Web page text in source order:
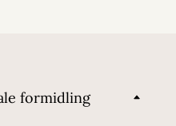
formidling